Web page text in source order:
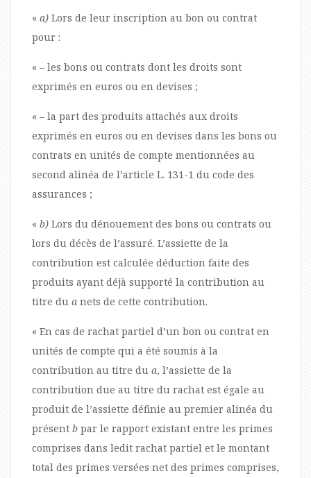
« a) Lors de leur inscription au bon ou contrat
pour :
« – les bons ou contrats dont les droits sont
exprimés en euros ou en devises ;
« – la part des produits attachés aux droits
exprimés en euros ou en devises dans les bons ou
contrats en unités de compte mentionnées au
second alinéa de l’article L. 131-1 du code des
assurances ;
« b) Lors du dénouement des bons ou contrats ou
lors du décès de l’assuré. L’assiette de la
contribution est calculée déduction faite des
produits ayant déjà supporté la contribution au
titre du a nets de cette contribution.
« En cas de rachat partiel d’un bon ou contrat en
unités de compte qui a été soumis à la
contribution au titre du a, l’assiette de la
contribution due au titre du rachat est égale au
produit de l’assiette définie au premier alinéa du
présent b par le rapport existant entre les primes
comprises dans ledit rachat partiel et le montant
total des primes versées net des primes comprises,